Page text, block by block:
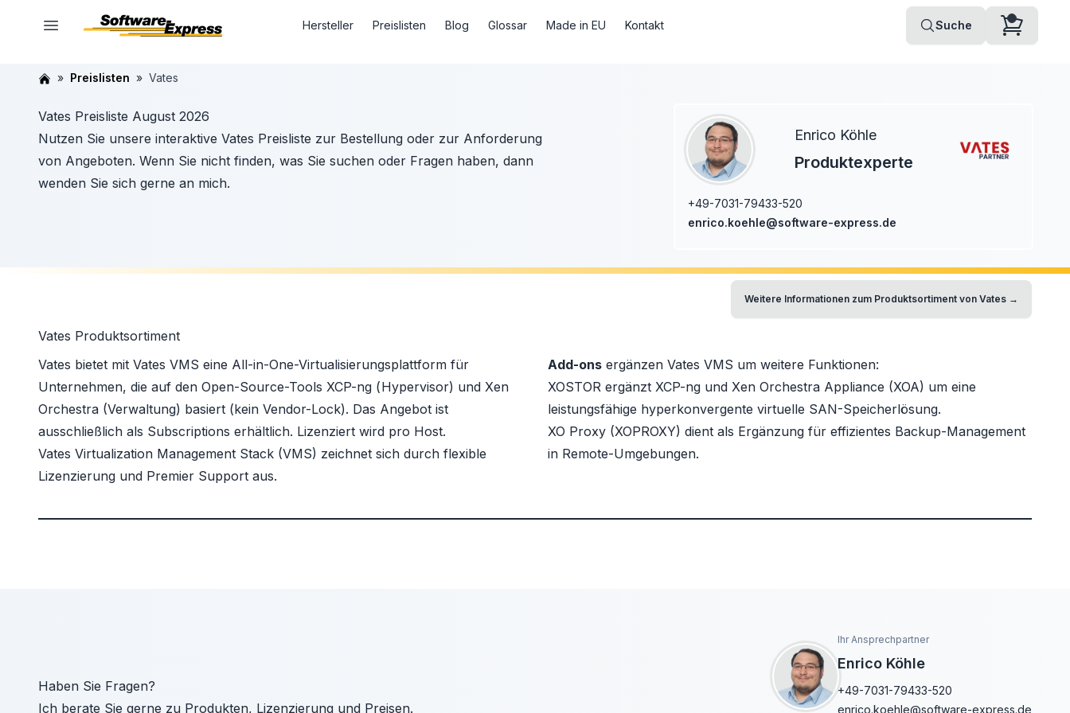
Hersteller Preislisten Blog Glossar Made in EU Kontakt Suche
Preislisten Vates
Vates Preisliste August 2026
Nutzen Sie unsere interaktive Vates Preisliste zur Bestellung oder zur Anforderung
von Angeboten. Wenn Sie nicht finden, was Sie suchen oder Fragen haben, dann
wenden Sie sich gerne an mich.
Enrico Köhle
Produktexperte
+49-7031-79433-520
enrico.koehle@software-express.de
Weitere Informationen zum Produktsortiment von Vates →
Vates Produktsortiment
Vates bietet mit Vates VMS eine All-in-One-Virtualisierungsplattform für
Unternehmen, die auf den Open-Source-Tools XCP-ng (Hypervisor) und Xen
Orchestra (Verwaltung) basiert (kein Vendor-Lock). Das Angebot ist
ausschließlich als Subscriptions erhältlich. Lizenziert wird pro Host.
Vates Virtualization Management Stack (VMS) zeichnet sich durch flexible
Lizenzierung und Premier Support aus.
Add-ons ergänzen Vates VMS um weitere Funktionen:
XOSTOR ergänzt XCP-ng und Xen Orchestra Appliance (XOA) um eine
leistungsfähige hyperkonvergente virtuelle SAN-Speicherlösung.
XO Proxy (XOPROXY) dient als Ergänzung für effizientes Backup-Management
in Remote-Umgebungen.
Haben Sie Fragen?
Ich berate Sie gerne zu Produkten, Lizenzierung und Preisen.
Ihr Ansprechpartner
Enrico Köhle
+49-7031-79433-520
enrico.koehle@software-express.de